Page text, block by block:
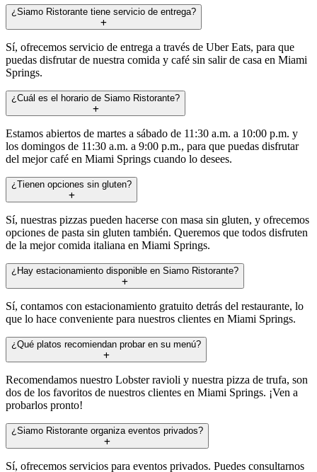
¿Siamo Ristorante tiene servicio de entrega?
Sí, ofrecemos servicio de entrega a través de Uber Eats, para que
puedas disfrutar de nuestra comida y café sin salir de casa en Miami
Springs.
¿Cuál es el horario de Siamo Ristorante?
Estamos abiertos de martes a sábado de 11:30 a.m. a 10:00 p.m. y
los domingos de 11:30 a.m. a 9:00 p.m., para que puedas disfrutar
del mejor café en Miami Springs cuando lo desees.
¿Tienen opciones sin gluten?
Sí, nuestras pizzas pueden hacerse con masa sin gluten, y ofrecemos
opciones de pasta sin gluten también. Queremos que todos disfruten
de la mejor comida italiana en Miami Springs.
¿Hay estacionamiento disponible en Siamo Ristorante?
Sí, contamos con estacionamiento gratuito detrás del restaurante, lo
que lo hace conveniente para nuestros clientes en Miami Springs.
¿Qué platos recomiendan probar en su menú?
Recomendamos nuestro Lobster ravioli y nuestra pizza de trufa, son
dos de los favoritos de nuestros clientes en Miami Springs. ¡Ven a
probarlos pronto!
¿Siamo Ristorante organiza eventos privados?
Sí, ofrecemos servicios para eventos privados. Puedes consultarnos